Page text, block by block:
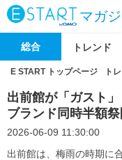
マガ
総合 トレンド
E START トップページ ト
出前館が「ガスト
ブランド同時半額祭
2026-06-09 11:30:00
出前館は、梅雨の時期に